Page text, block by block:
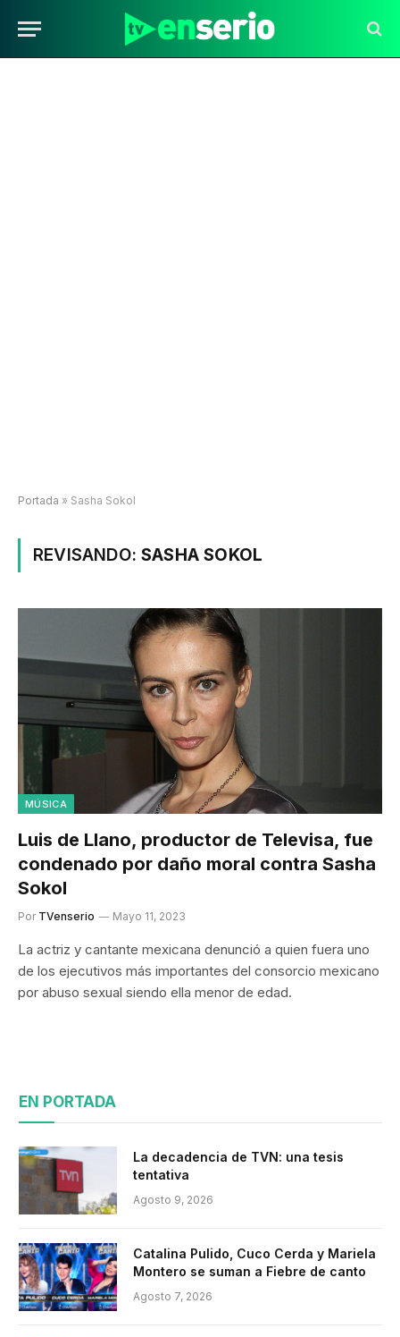
Portada » Sasha Sokol
REVISANDO:SASHA SOKOL
MÚSICA
Luis de Llano, productor de Televisa, fue
condenado por daño moral contra Sasha
Sokol
Por TVenserio Mayo 11, 2023
La actriz y cantante mexicana denunció a quien fuera uno
de los ejecutivos más importantes del consorcio mexicano
por abuso sexual siendo ella menor de edad.
EN PORTADA
La decadencia de TVN: una tesis
tentativa
Agosto 9, 2026
Catalina Pulido, Cuco Cerda y Mariela
Montero se suman a Fiebre de canto
Agosto 7, 2026